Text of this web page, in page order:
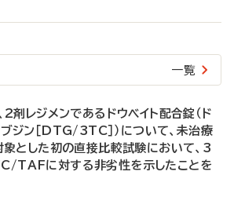
一覧
2剤レジメンであるドウベイト配合錠（ド
ジン［DTG/3TC］）について、未治療
とした初の直接比較試験において、3
TAFに対する非劣性を示したことを